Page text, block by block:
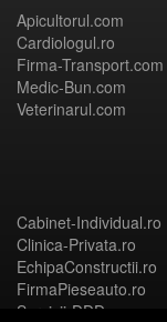
Apicultorul.com
Cardiologul.ro
Firma-Transport.com
Medic-Bun.com
Veterinarul.com
Cabinet-Individual.ro
Clinica-Privata.ro
EchipaConstructii.ro
FirmaPieseauto.ro
Servicii-DDD.com